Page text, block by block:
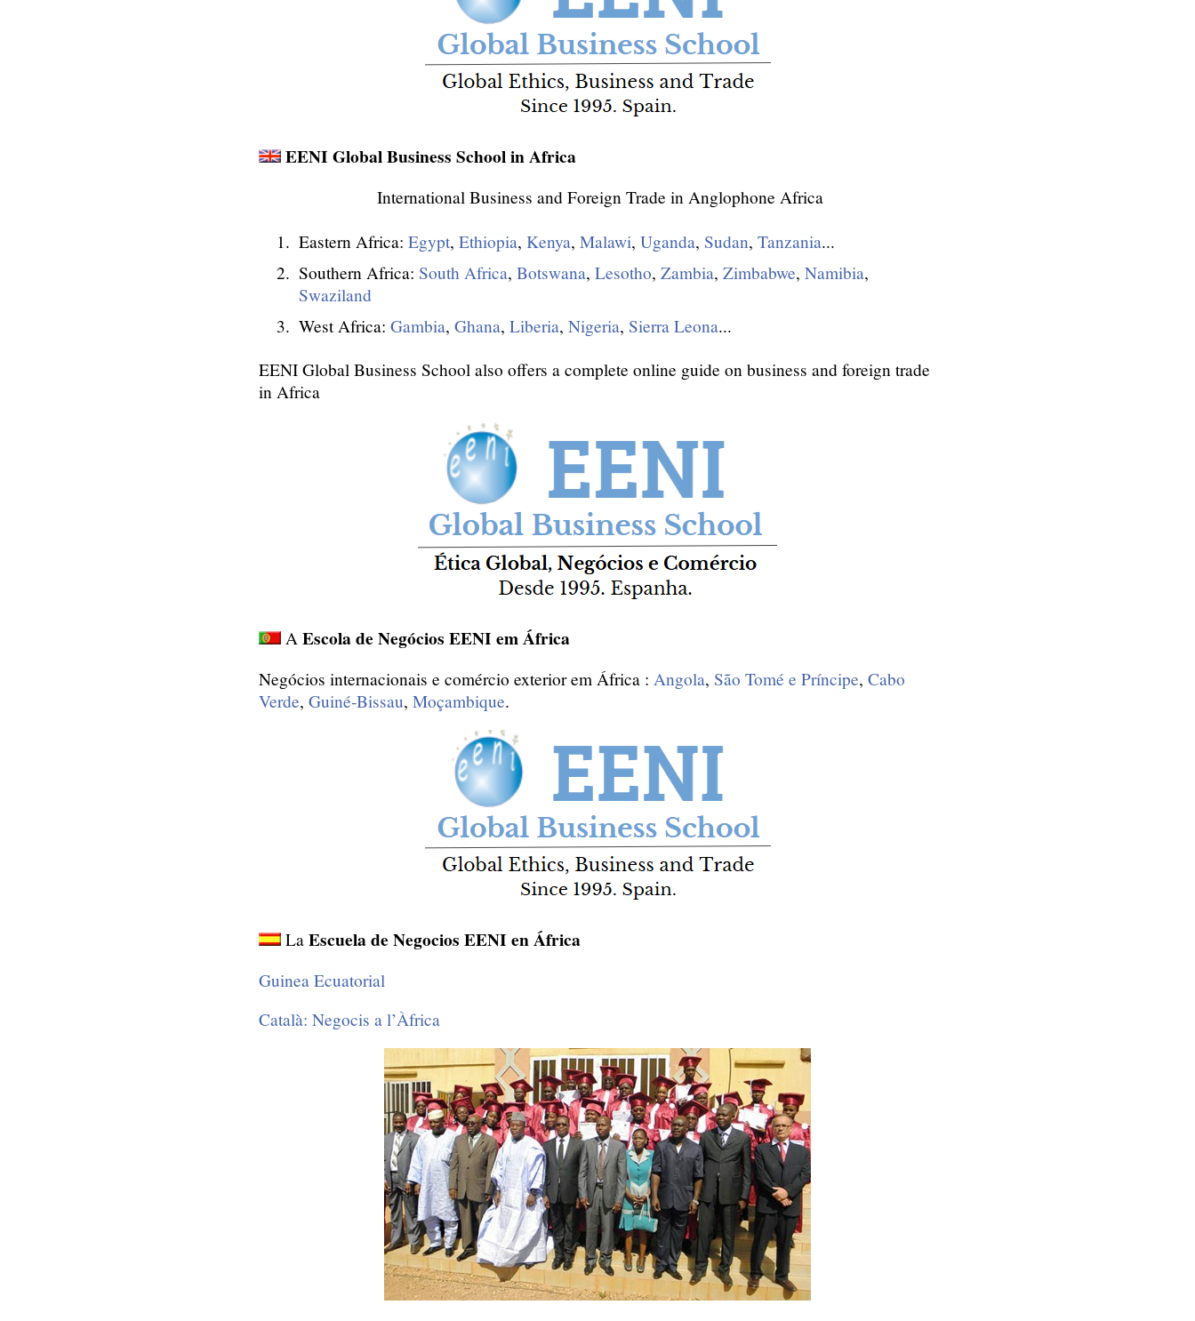
EENI Global Business School in Africa
International Business and Foreign Trade in Anglophone Africa
Eastern Africa: Egypt, Ethiopia, Kenya, Malawi, Uganda, Sudan, Tanzania...
Southern Africa: South Africa, Botswana, Lesotho, Zambia, Zimbabwe, Namibia,
Swaziland
West Africa: Gambia, Ghana, Liberia, Nigeria, Sierra Leona...
EENI Global Business School also offers a complete online guide on business and foreign trade
in Africa
A Escola de Negócios EENI em África
Negócios internacionais e comércio exterior em África : Angola, São Tomé e Príncipe, Cabo
Verde, Guiné-Bissau, Moçambique.
La Escuela de Negocios EENI en África
Guinea Ecuatorial
Català: Negocis a l’Àfrica